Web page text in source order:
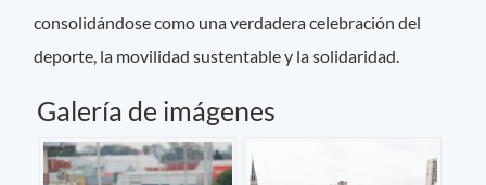
consolidándose como una verdadera celebración del
deporte, la movilidad sustentable y la solidaridad.
Galería de imágenes